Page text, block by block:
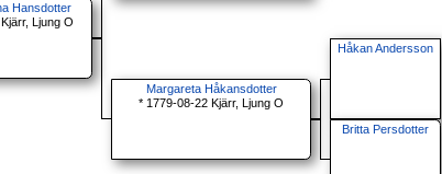
Hansdotter
Ljung O
Margareta Håkansdotter
* 1779-08-22 Kjärr, Ljung O
Håkan Andersson
Britta Persdotter